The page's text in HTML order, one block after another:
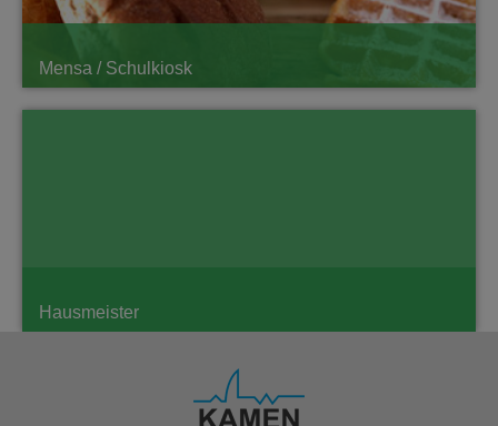
Mensa / Schulkiosk
Hausmeister